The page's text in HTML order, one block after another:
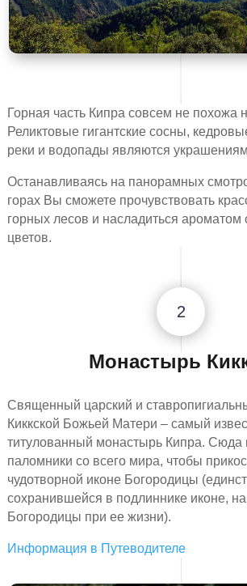
Горная часть Кипра совсем не похожа
Реликтовые гигантские сосны,
реки и водопады являются
Останавливаясь на панорамных
горах Вы сможете прочувствовать
горных лесов и насладиться ароматом
цветов.
2
Монастырь
Священный царский и
Киккской Божьей Матери – самый
титулованный монастырь Кипра. Сюда
паломники со всего мира, чтобы
чудотворной иконе Богородицы
сохранившейся в подлиннике иконе,
Богородицы при ее жизни).
Информация в Путеводителе